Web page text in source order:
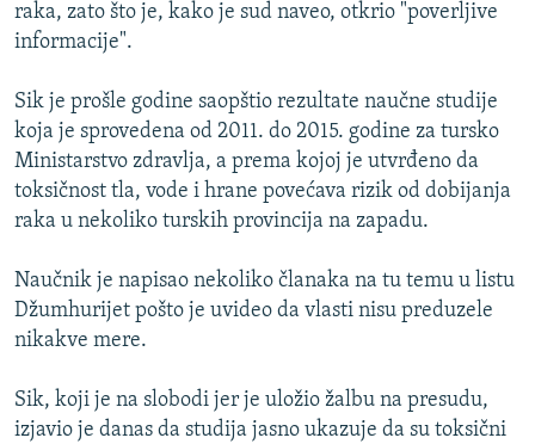
MOJA EVROPA
SVE KARTE DEJTONA
NASTANAK I RASPAD JUGOSLAVIJE
raka, zato što je, kako je sud naveo, otkrio "poverljive
informacije".
Sik je prošle godine saopštio rezultate naučne studije
koja je sprovedena od 2011. do 2015. godine za tursko
Ministarstvo zdravlja, a prema kojoj je utvrđeno da
toksičnost tla, vode i hrane povećava rizik od dobijanja
raka u nekoliko turskih provincija na zapadu.
Naučnik je napisao nekoliko članaka na tu temu u listu
Džumhurijet pošto je uvideo da vlasti nisu preduzele
nikakve mere.
Sik, koji je na slobodi jer je uložio žalbu na presudu,
izjavio je danas da studija jasno ukazuje da su toksični